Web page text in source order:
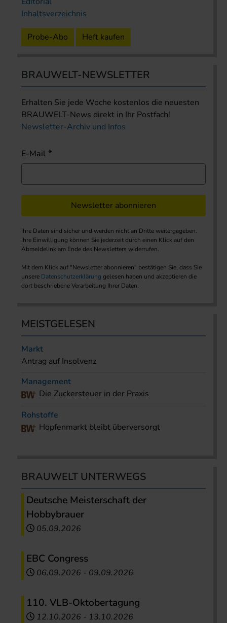
Inhaltsverzeichnis
Probe-Abo Heft kaufen
BRAUWELT-NEWSLETTER
Erhalten Sie jede Woche kostenlos die neuesten
BRAUWELT-News direkt in Ihr Postfach!
Newsletter-Archiv und Infos
E-Mail
Newsletter abonnieren
Ihre Daten sind sicher und werden nicht an Dritte weitergegeben.
Ihre Einwilligung können Sie jederzeit durch einen Klick auf den
Abmeldelink am Ende des Newsletters widerrufen.
Mit dem Klick auf "Newsletter abonnieren" bestätigen Sie, dass Sie
unsere Datenschutzerklärung gelesen haben und akzeptieren die
dort beschriebene Verarbeitung Ihrer Daten.
MEISTGELESEN
Markt
Antrag auf Insolvenz
Management
Die Zuckersteuer in der Praxis
Rohstoffe
Hopfenmarkt bleibt überversorgt
BRAUWELT UNTERWEGS
Deutsche Meisterschaft der
Hobbybrauer
05.09.2026
EBC Congress
06.09.2026 - 09.09.2026
110. VLB-Oktobertagung
12.10.2026 - 13.10.2026